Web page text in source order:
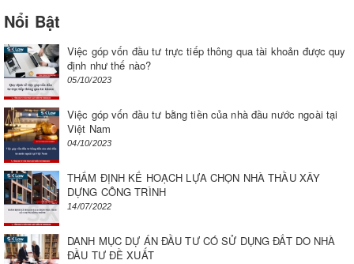
Nổi Bật
Việc góp vốn đầu tư trực tiếp thông qua tài khoản được quy
định như thế nào?
05/10/2023
Việc góp vốn đầu tư bằng tiền của nhà đầu nước ngoài tại
Việt Nam
04/10/2023
THẨM ĐỊNH KẾ HOẠCH LỰA CHỌN NHÀ THẦU XÂY
DỰNG CÔNG TRÌNH
14/07/2022
DANH MỤC DỰ ÁN ĐẦU TƯ CÓ SỬ DỤNG ĐẤT DO NHÀ
ĐẦU TƯ ĐỀ XUẤT